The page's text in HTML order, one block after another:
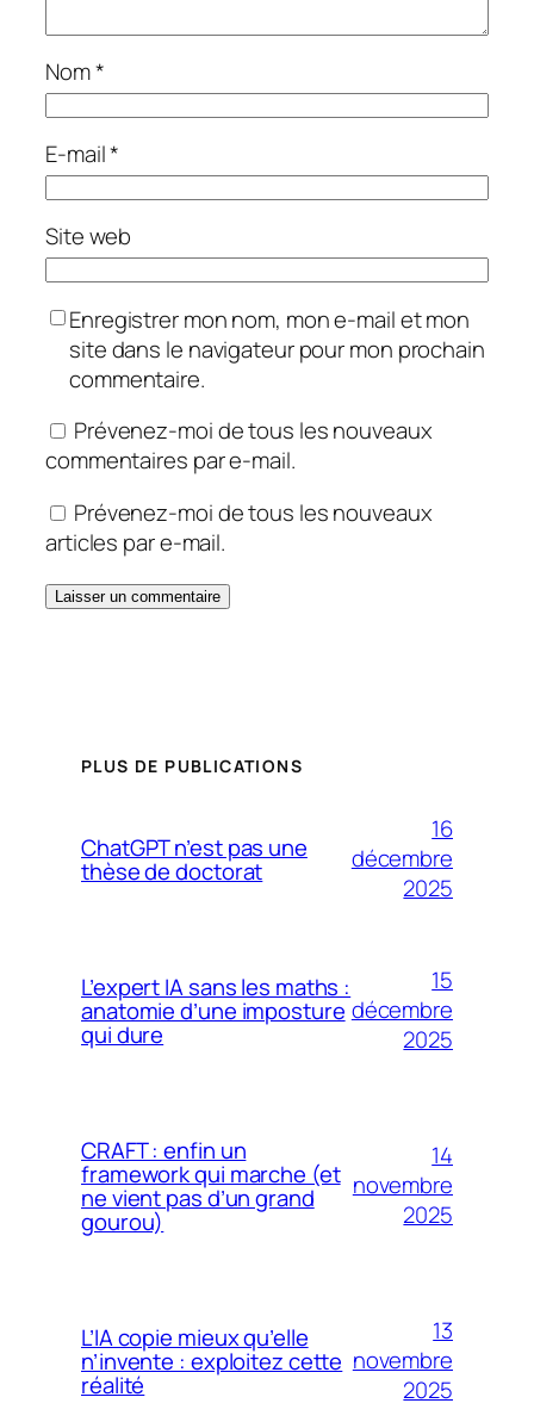
Nom*
E-mail*
Site web
Enregistrer mon nom, mon e-mail et mon
site dans le navigateur pour mon prochain
commentaire.
Prévenez-moi de tous les nouveaux
commentaires par e-mail.
Prévenez-moi de tous les nouveaux
articles par e-mail.
PLUS DE PUBLICATIONS
ChatGPT n’est pas une
thèse de doctorat
16
décembre
2025
L’expert IA sans les maths :
anatomie d’une imposture
qui dure
15
décembre
2025
CRAFT : enfin un
framework qui marche (et
ne vient pas d’un grand
gourou)
14
novembre
2025
L’IA copie mieux qu’elle
n’invente : exploitez cette
réalité
13
novembre
2025